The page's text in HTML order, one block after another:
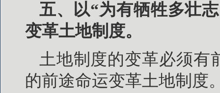
五、以“为有牺牲多壮
变革土地制度。
土地制度的变革必须有
的前途命运变革土地制度